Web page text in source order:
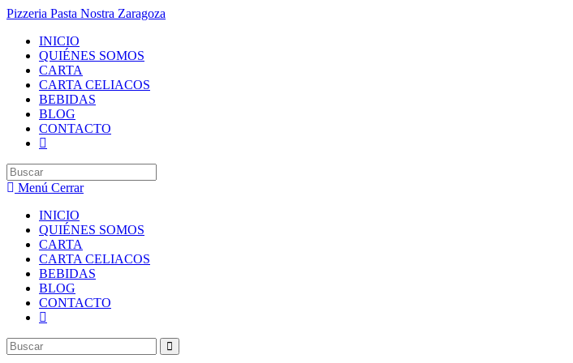
Saltar
contenido
Pizzeria Pasta Nostra Zaragoza
INICIO
QUIÉNES SOMOS
CARTA
CARTA CELIACOS
BEBIDAS
BLOG
CONTACTO
Buscar
en
web
Menú Cerrar
INICIO
QUIÉNES SOMOS
CARTA
CARTA CELIACOS
BEBIDAS
BLOG
CONTACTO